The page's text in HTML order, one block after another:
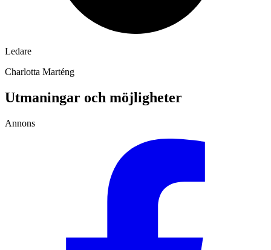
Ledare
Charlotta Marténg
Utmaningar och möjligheter
Annons